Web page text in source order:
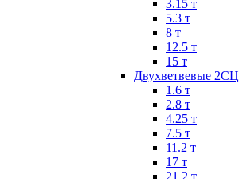
3.15 т
5.3 т
8 т
12.5 т
15 т
Двухветвевые 2СЦ
1.6 т
2.8 т
4.25 т
7.5 т
11.2 т
17 т
21.2 т